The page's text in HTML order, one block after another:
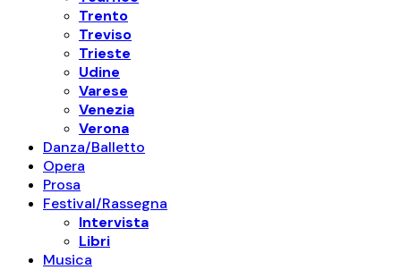
Trento
Treviso
Trieste
Udine
Varese
Venezia
Verona
Danza/Balletto
Opera
Prosa
Festival/Rassegna
Intervista
Libri
Musica